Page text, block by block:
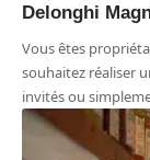
Delonghi
Vous êtes
souhaitez réaliser
invités ou